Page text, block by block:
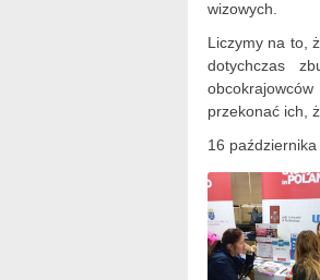
wizowych.
Liczymy na to,
dotychczas
przekonać ich,
16 października